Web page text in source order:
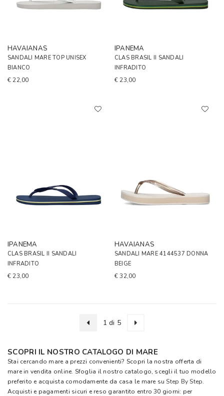
HAVAIANAS
SANDALI MARE TOP UNISEX
BIANCO
€ 22,00
IPANEMA
CLAS BRASIL II SANDALI
INFRADITO
€ 23,00
IPANEMA
CLAS BRASIL II SANDALI
INFRADITO
€ 23,00
HAVAIANAS
SANDALI MARE 4144537 DONNA
BEIGE
€ 32,00
1 di 5
SCOPRI IL NOSTRO CATALOGO DI MARE
Stai cercando mare a prezzi convenienti? Scopri la nostra offerta di
mare in vendita online. Sfoglia il nostro catalogo, scegli il tuo modello
preferito e acquista comodamente da casa le mare suStep By Step.
Acquisti e pagamenti sicuri e reso garantito entro 30 giorni: per